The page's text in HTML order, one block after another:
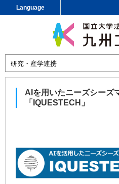
Language
AIを用いたニーズシーズ
「IQUESTECH」